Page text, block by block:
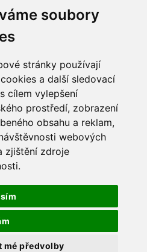
soubory
stránky používají
a další sledovací
cílem vylepšení
prostředí, zobrazení
obsahu a reklam,
webových
zjištění zdroje
mé předvolby
Last minute
O nás
Kontakty